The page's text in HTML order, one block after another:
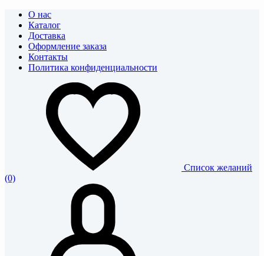
О нас
Каталог
Доставка
Оформление заказа
Контакты
Политика конфиденциальности
Список желаний
(0)